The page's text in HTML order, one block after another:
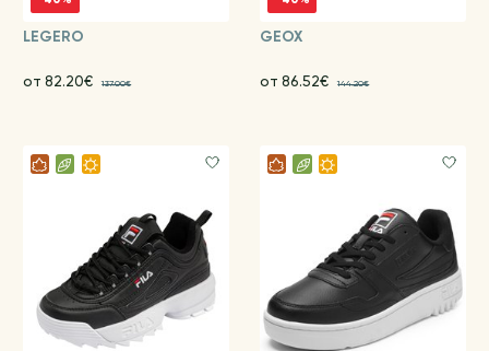
LEGERO
от 82.20€ 137.00€
GEOX
от 86.52€ 144.20€